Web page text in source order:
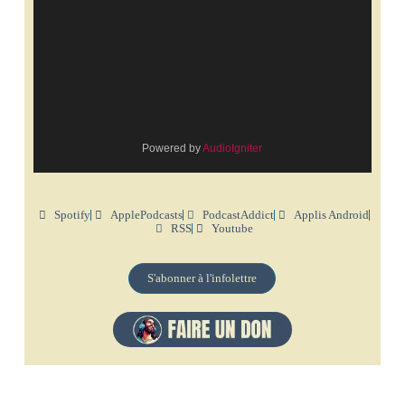
Powered byAudioIgniter
Spotify ApplePodcasts PodcastAddict
Applis Android
RSS
Youtube
S'abonner à l'infolettre